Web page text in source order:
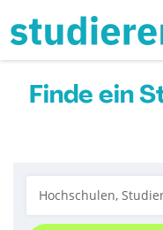
Finde ein